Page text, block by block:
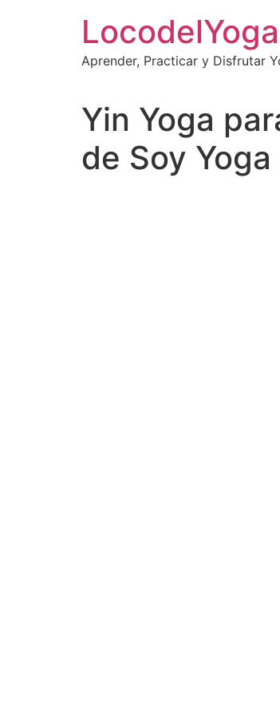
LocodelYoga
Aprender, Practicar y Disfrutar
Yin Yoga
de Soy Yoga